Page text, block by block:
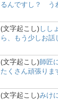
るんですし？ う
(文字起こし) しし
ら、もう少しお話
(文字起こし)師匠
たくさん頑張りま
(文字起こし)みけ